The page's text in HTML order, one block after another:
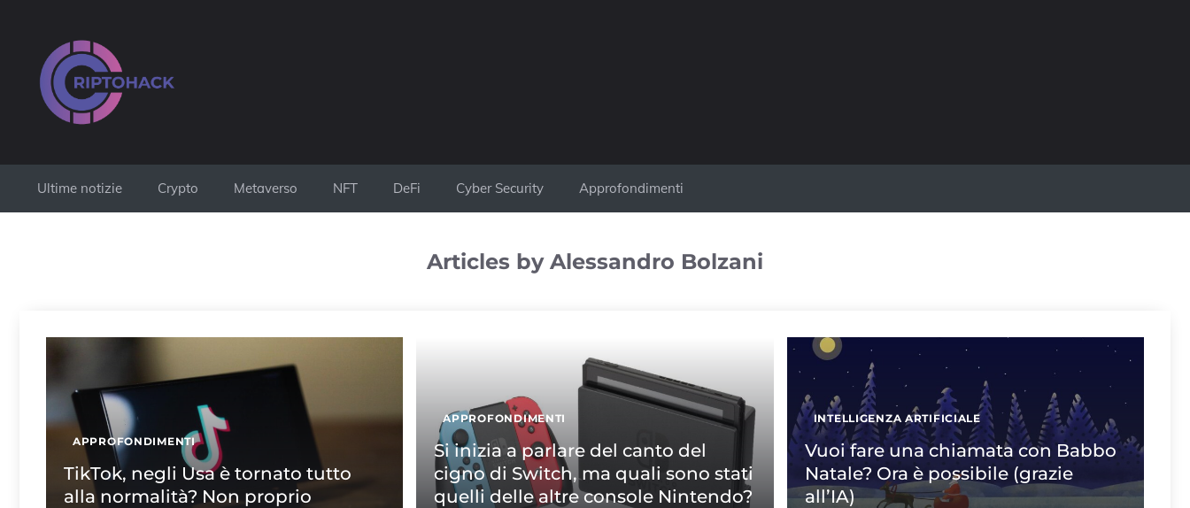
contenuto
Ultime notizie Crypto Metaverso NFT DeFi Cyber Security Approfondimenti
Articles by Alessandro Bolzani
APPROFONDIMENTI
TikTok, negli Usa è tornato tutto
alla normalità? Non proprio
APPROFONDIMENTI
Si inizia a parlare del canto del
cigno di Switch, ma quali sono stati
quelli delle altre console Nintendo?
INTELLIGENZA ARTIFICIALE
Vuoi fare una chiamata con Babbo
Natale? Ora è possibile (grazie
all’IA)